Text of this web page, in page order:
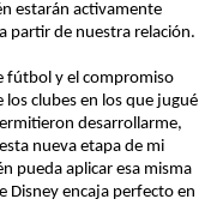
estarán activamente
partir de nuestra relación.
fútbol y el compromiso
los clubes en los que jugué
desarrollarme,
nueva etapa de mi
pueda aplicar esa misma
Disney encaja perfecto en